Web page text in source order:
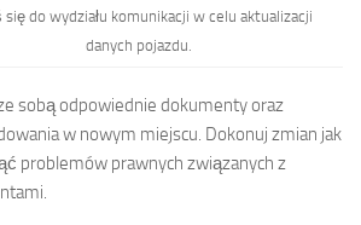
się do wydziału komunikacji w celu aktualizacji
danych pojazdu.
sobą odpowiednie dokumenty oraz
w nowym miejscu. Dokonuj zmian jak
problemów prawnych związanych z